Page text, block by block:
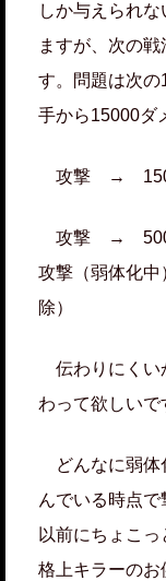
しか与えられ
ますが、次の
す。問題は次
手から15000ダ
攻撃 →
攻撃 →
攻撃（弱体化
除）
伝わりにくい
わって欲しいで
どんなに弱体
んでいる時点で
以前にちょこ
格上キラーのお